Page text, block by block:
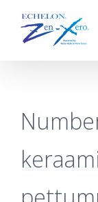
Skip